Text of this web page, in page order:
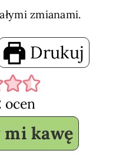
zmianami.
Drukuj
ocen
mi kawę